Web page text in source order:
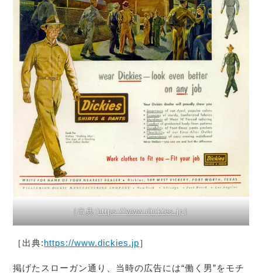
［出典: https://www.dickies.jp］
［出典:https://www.dickies.jp］
掲げたスローガン通り、当時の広告には“働く男”をモチ